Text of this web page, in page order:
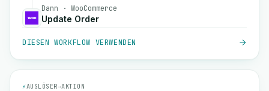
Dann · WooCommerce
Update Order
DIESEN WORKFLOW VERWENDEN
⚡AUSLÖSER→AKTION